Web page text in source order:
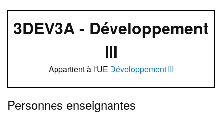
3DEV3A - Développement
III
Appartient à l'UE Développement III
Personnes enseignantes